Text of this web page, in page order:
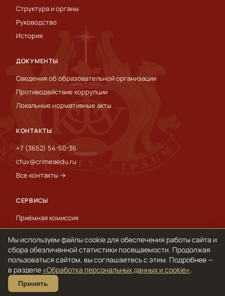
Структура и органы
Руководство
История
ДОКУМЕНТЫ
Сведения об образовательной организации
Противодействие коррупции
Локальные нормативные акты
КОНТАКТЫ
+7 (3652) 54-50-36
cfuv@crimeaedu.ru
Все контакты →
СЕРВИСЫ
Приёмная комиссия
Пресс-служба
International
© 1918–2026 ФГАОУ ВО «КФУ им. В. И. Вернадского»
Обработка персональных данных и cookie
Мы используем файлы cookie для обеспечения работы сайта и
сбора обезличенной статистики посещаемости. Продолжая
пользоваться сайтом, вы соглашаетесь с этим. Подробнее —
в разделе «Обработка персональных данных и cookie».
Принять